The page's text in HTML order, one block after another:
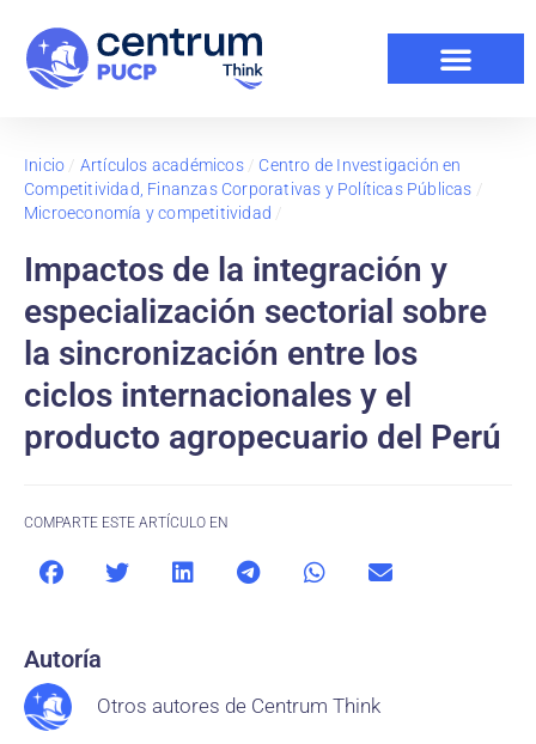
Inicio / Artículos académicos/ Centro de Investigación en
Competitividad, Finanzas Corporativas y Políticas Públicas /
Microeconomía y competitividad /
Impactos de la integración y
especialización sectorial sobre
la sincronización entre los
ciclos internacionales y el
producto agropecuario del Perú
COMPARTE ESTE ARTÍCULO EN
Autoría
Otros autores de Centrum Think